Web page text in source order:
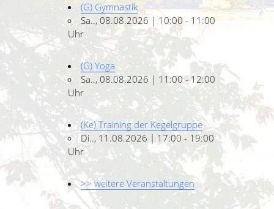
(G) Gymnastik
Sa.., 08.08.2026 | 10:00 - 11:00
Uhr
(G) Yoga
Sa.., 08.08.2026 | 11:00 - 12:00
Uhr
(Ke) Training der Kegelgruppe
Di.., 11.08.2026 | 17:00 - 19:00
Uhr
>> weitere Veranstaltungen